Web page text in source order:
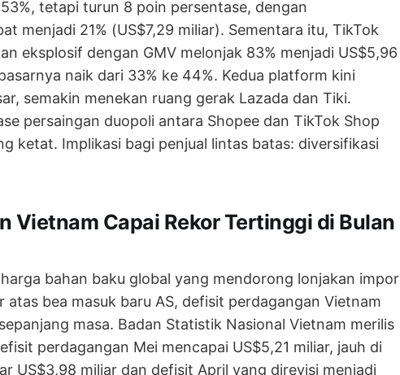
tetapi turun 8 poin persentase, dengan
menjadi 21% (US$7,29 miliar). Sementara itu, TikTok
eksplosif dengan GMV melonjak 83% menjadi US$5,96
naik dari 33% ke 44%. Kedua platform kini
semakin menekan ruang gerak Lazada dan Tiki.
persaingan duopoli antara Shopee dan TikTok Shop
ketat. Implikasi bagi penjual lintas batas: diversifikasi
Vietnam Capai Rekor Tertinggi di Bulan
bahan baku global yang mendorong lonjakan impor
bea masuk baru AS, defisit perdagangan Vietnam
masa. Badan Statistik Nasional Vietnam merilis
perdagangan Mei mencapai US$5,21 miliar, jauh di
US$3,98 miliar dan defisit April yang direvisi menjadi